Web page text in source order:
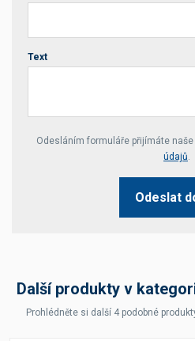
Text
Your website *
Odesláním formuláře přijímáte naše
údajů.
Odeslat
Další produkty v
Prohlédněte si další 4 podobné